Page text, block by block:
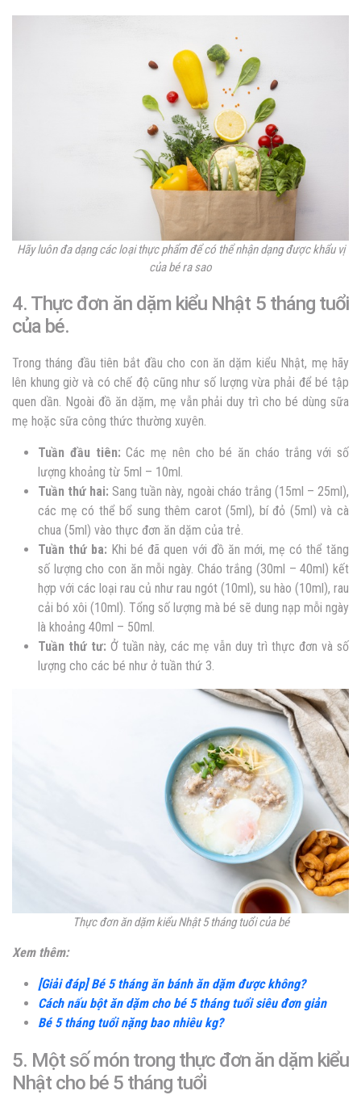
Hãy luôn đa dạng các loại thực phẩm để có thể nhận dạng được khẩu vị
của bé ra sao
4. Thực đơn ăn dặm kiểu Nhật 5 tháng tuổi
của bé.
Trong tháng đầu tiên bắt đầu cho con ăn dặm kiểu Nhật, mẹ hãy
lên khung giờ và có chế độ cũng như số lượng vừa phải để bé tập
quen dần. Ngoài đồ ăn dặm, mẹ vẫn phải duy trì cho bé dùng sữa
mẹ hoặc sữa công thức thường xuyên.
Tuần đầu tiên: Các mẹ nên cho bé ăn cháo trắng với số
lượng khoảng từ 5ml – 10ml.
Tuần thứ hai: Sang tuần này, ngoài cháo trắng (15ml – 25ml),
các mẹ có thể bổ sung thêm carot (5ml), bí đỏ (5ml) và cà
chua (5ml) vào thực đơn ăn dặm của trẻ.
Tuần thứ ba: Khi bé đã quen với đồ ăn mới, mẹ có thể tăng
số lượng cho con ăn mỗi ngày. Cháo trắng (30ml – 40ml) kết
hợp với các loại rau củ như rau ngót (10ml), su hào (10ml), rau
cải bó xôi (10ml). Tổng số lượng mà bé sẽ dung nạp mỗi ngày
là khoảng 40ml – 50ml.
Tuần thứ tư: Ở tuần này, các mẹ vẫn duy trì thực đơn và số
lượng cho các bé như ở tuần thứ 3.
Thực đơn ăn dặm kiểu Nhật 5 tháng tuổi của bé
Xem thêm:
[Giải đáp] Bé 5 tháng ăn bánh ăn dặm được không?
Cách nấu bột ăn dặm cho bé 5 tháng tuổi siêu đơn giản
Bé 5 tháng tuổi nặng bao nhiêu kg?
5. Một số món trong thực đơn ăn dặm kiểu
Nhật cho bé 5 tháng tuổi